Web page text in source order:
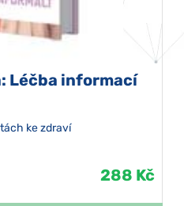
Léčba informací
ke zdraví
288 Kč